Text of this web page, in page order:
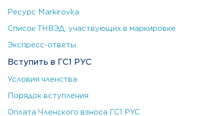
Ресурс Markirovka
Список ТНВЭД, участвующих в маркировке
Экспресс-ответы
Вступить в ГС1 РУС
Условия членства
Порядок вступления
Оплата Членского взноса ГС1 РУС